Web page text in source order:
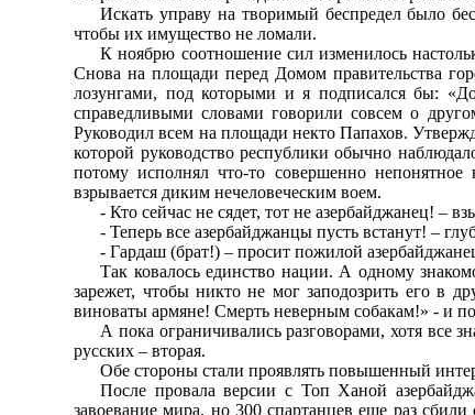
Искать управу на творимый беспредел было
чтобы их имущество не ломали.
К ноябрю соотношение сил изменилось
Снова на площади перед Домом правительства
лозунгами, под которыми и я подписался бы:
справедливыми словами говорили совсем о
Руководил всем на площади некто Папахов.
которой руководство республики обычно
потому исполнял что-то совершенно
взрывается диким нечеловеческим воем.
- Кто сейчас не сядет, тот не азербайджанец! –
- Теперь все азербайджанцы пусть встанут! –
- Гардаш (брат!) – просит пожилой
Так ковалось единство нации. А одному
зарежет, чтобы никто не мог заподозрить его в
виноваты армяне! Смерть неверным собакам!» - и по
А пока ограничивались разговорами, хотя все
русских – вторая.
Обе стороны стали проявлять повышенный
После провала версии с Топ Ханой
завоевание мира, но 300 спартанцев еще раз